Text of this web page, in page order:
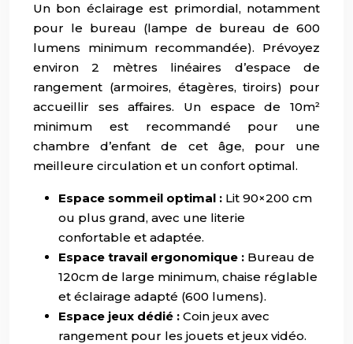
Un bon éclairage est primordial, notamment
pour le bureau (lampe de bureau de 600
lumens minimum recommandée). Prévoyez
environ 2 mètres linéaires d’espace de
rangement (armoires, étagères, tiroirs) pour
accueillir ses affaires. Un espace de 10m²
minimum est recommandé pour une
chambre d’enfant de cet âge, pour une
meilleure circulation et un confort optimal.
Espace sommeil optimal : Lit 90×200 cm
ou plus grand, avec une literie
confortable et adaptée.
Espace travail ergonomique : Bureau de
120cm de large minimum, chaise réglable
et éclairage adapté (600 lumens).
Espace jeux dédié : Coin jeux avec
rangement pour les jouets et jeux vidéo.